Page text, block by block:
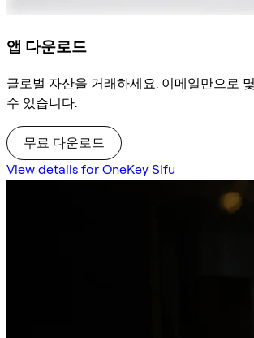
앱 다운로드
글로벌 자산을 거래하세요. 이메일만으로
수 있습니다.
무료 다운로드
View details for OneKey Sifu